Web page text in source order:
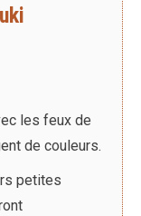
les feux de
de couleurs.
petites